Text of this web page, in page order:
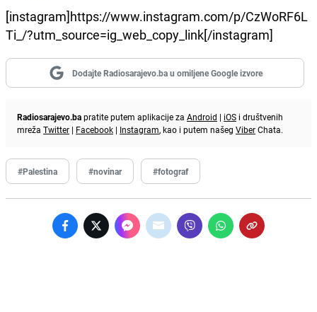
[instagram]https://www.instagram.com/p/CzWoRF6L
Ti_/?utm_source=ig_web_copy_link[/instagram]
Dodajte Radiosarajevo.ba u omiljene Google izvore
Radiosarajevo.bapratite putem aplikacije za Android | iOS i društvenih
mreža Twitter | Facebook | Instagram, kao i putem našeg ViberChata.
#Palestina #novinar #fotograf